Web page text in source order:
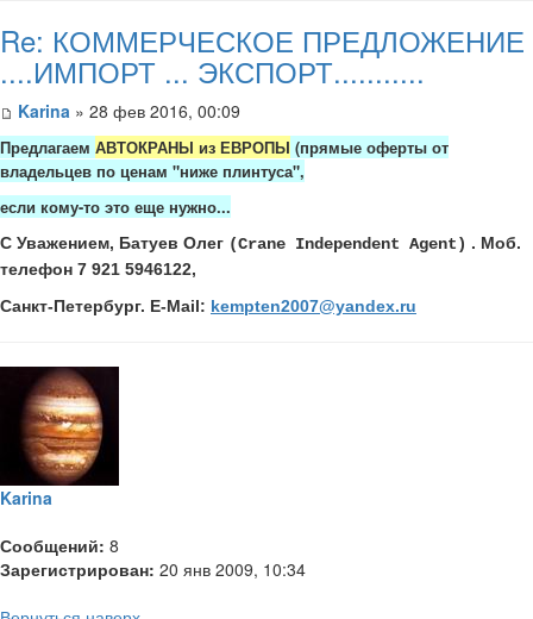
Re: КОММЕРЧЕСКОЕ ПРЕДЛОЖЕНИЕ
....ИМПОРТ ... ЭКСПОРТ...........
Karina » 28 фев 2016, 00:09
Предлагаем АВТОКРАНЫ из ЕВРОПЫ (прямые оферты от
владельцев по ценам "ниже плинтуса",
если кому-то это еще нужно...
С Уважением, Батуев Олег (Crane Independent Agent) . Моб.
телефон 7 921 5946122,
Санкт-Петербург. E-Mail: kempten2007@yandex.ru
Karina
Сообщений: 8
Зарегистрирован: 20 янв 2009, 10:34